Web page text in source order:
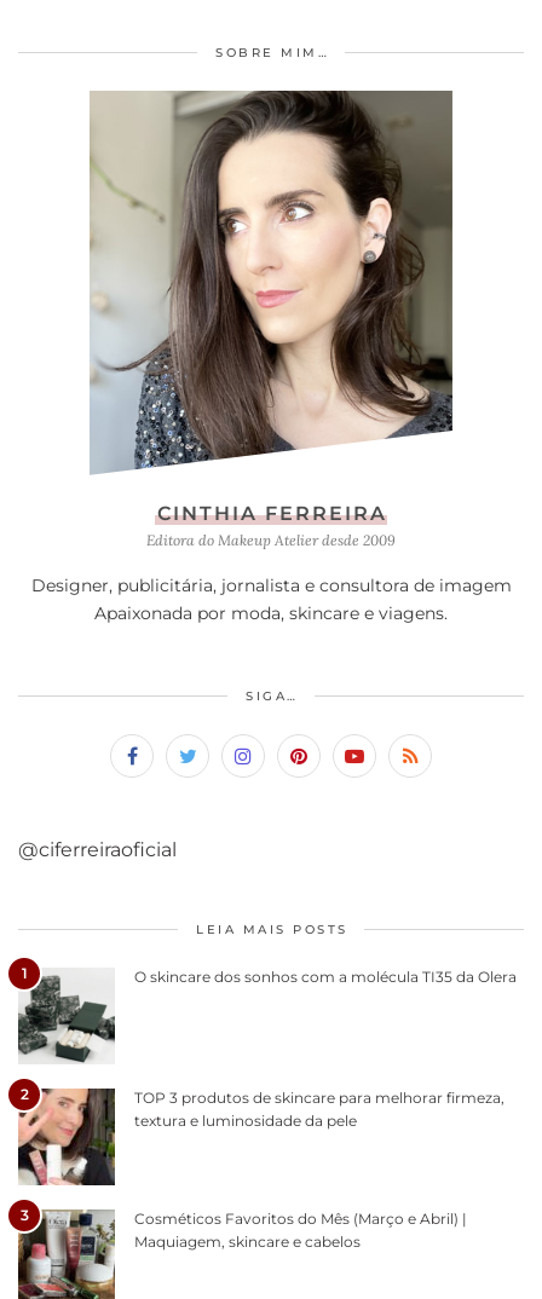
SOBRE MIM…
CINTHIA FERREIRA
Editora do Makeup Atelier desde 2009
Designer, publicitária, jornalista e consultora de imagem
Apaixonada por moda, skincare e viagens.
SIGA…
@ciferreiraoficial
LEIA MAIS POSTS
1 O skincare dos sonhos com a molécula TI35 da Olera
2
TOP 3 produtos de skincare para melhorar firmeza,
textura e luminosidade da pele
3
Cosméticos Favoritos do Mês (Março e Abril) |
Maquiagem, skincare e cabelos